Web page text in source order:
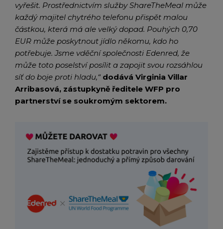
vyřešit. Prostřednictvím služby ShareTheMeal může
každý majitel chytrého telefonu přispět malou
částkou, která má ale velký dopad. Pouhých 0,70
EUR může poskytnout jídlo někomu, kdo ho
potřebuje. Jsme vděční společnosti Edenred, že
může toto poselství posílit a zapojit svou rozsáhlou
síť do boje proti hladu,“ dodává Virginia Villar
Arribasová, zástupkyně ředitele WFP pro
partnerství se soukromým sektorem.